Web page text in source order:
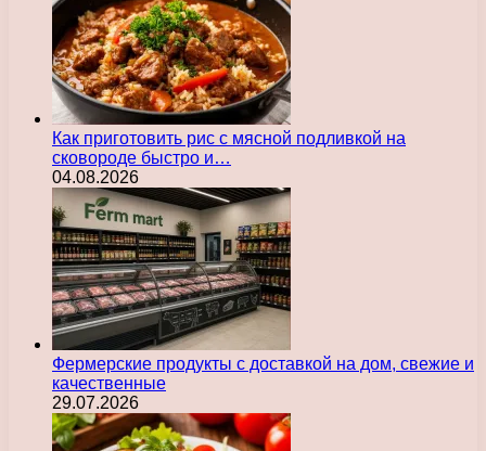
Как приготовить рис с мясной подливкой на
сковороде быстро и…
04.08.2026
Фермерские продукты с доставкой на дом, свежие и
качественные
29.07.2026